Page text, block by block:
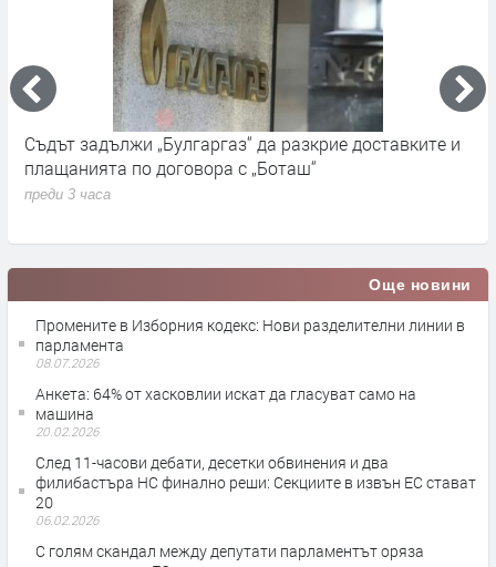
Съдът задължи „Булгаргаз“ да разкрие доставките и
плащанията по договора с „Боташ“
преди 3 часа
Още новини
Промените в Изборния кодекс: Нови разделителни линии в
парламента
08.07.2026
Анкета: 64% от хасковлии искат да гласуват само на
машина
20.02.2026
След 11-часови дебати, десетки обвинения и два
филибастъра НС финално реши: Секциите в извън ЕС стават
20
06.02.2026
С голям скандал между депутати парламентът оряза